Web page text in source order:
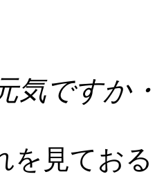
ですか・
見てお